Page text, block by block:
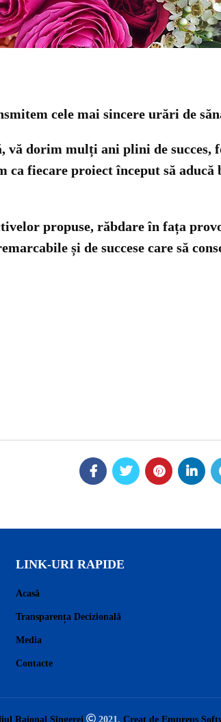
cele mai sincere urări de
vă dorim mulți ani plini de
ca fiecare proiect început să
propuse, răbdare în fața
și de succese care să
LINK-URI RAPIDE
Acasă
Transparența Decizională
Media
Contacte
Raional Sîngerei 2021. Creat de Empreus